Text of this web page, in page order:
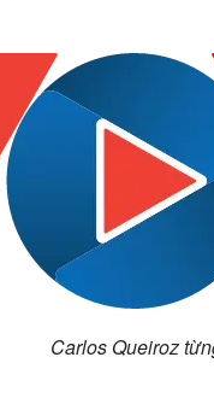
Carlos Queiroz